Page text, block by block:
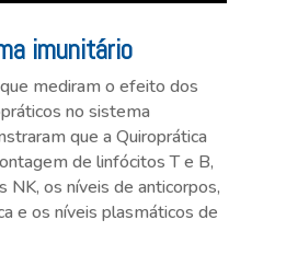
imunitário
mediram o efeito dos
no sistema
que a Quiroprática
de linfócitos T e B,
NK, os níveis de anticorpos,
e os níveis plasmáticos de